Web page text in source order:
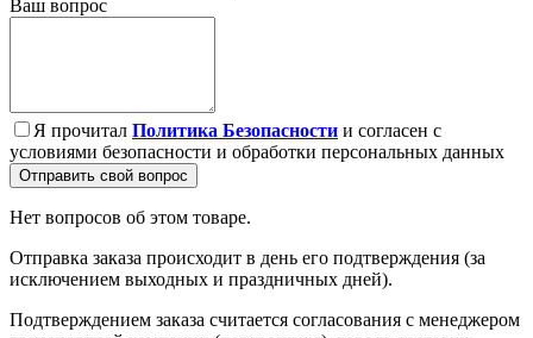
Ваш вопрос
Я прочитал Политика Безопасности и согласен с
условиями безопасности и обработки персональных данных
Отправить свой вопрос
Нет вопросов об этом товаре.
Отправка заказа происходит в день его подтверждения (за
исключением выходных и праздничных дней).
Подтверждением заказа считается согласования с менеджером